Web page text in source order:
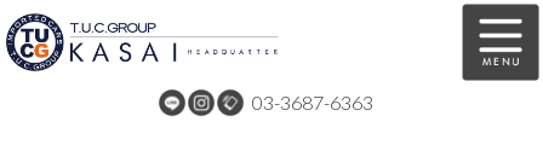
03-3687-6363